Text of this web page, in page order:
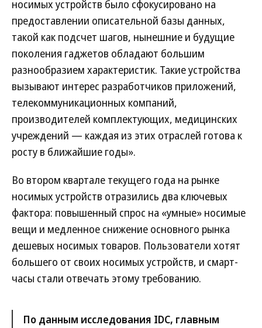
носимых устройств было сфокусировано на
предоставлении описательной базы данных,
такой как подсчет шагов, нынешние и будущие
поколения гаджетов обладают большим
разнообразием характеристик. Такие устройства
вызывают интерес разработчиков приложений,
телекоммуникационных компаний,
производителей комплектующих, медицинских
учреждений — каждая из этих отраслей готова к
росту в ближайшие годы».
Во втором квартале текущего года на рынке
носимых устройств отразились два ключевых
фактора: повышенный спрос на «умные» носимые
вещи и медленное снижение основного рынка
дешевых носимых товаров. Пользователи хотят
большего от своих носимых устройств, и смарт-
часы стали отвечать этому требованию.
По данным исследования IDC, главным